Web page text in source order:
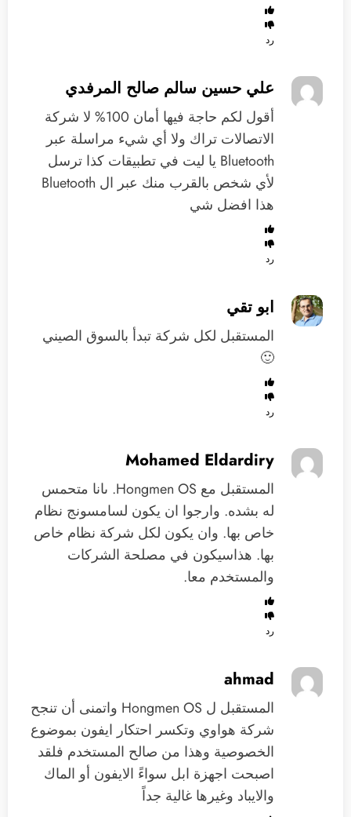
رد
علي حسين سالم صالح المرفدي
‏أقول لكم حاجة فيها أمان 100% لا شركة
الاتصالات تراك ولا أي شيء مراسلة عبر
Bluetooth يا ليت في تطبيقات كذا ترسل
لأي شخص بالقرب منك عبر ال Bluetooth
هذا افضل شي
رد
ابو تقي
المستقبل لكل شركة تبدأ بالسوق الصيني
🙂
رد
Mohamed Eldardiry
المستقبل مع Hongmen OS. ىانا متحمس
له بشده. وارجوا ان يكون لسامسونج نظام
خاص بها. وان يكون لكل شركة نظام خاص
بها. هذاسيكون في مصلحة الشركات
والمستخدم معا.
رد
ahmad
المستقبل ل Hongmen OS واتمنى أن تنجح
شركة هواوي وتكسر احتكار ايفون بموضوع
الخصوصية وهذا من صالح المستخدم فلقد
اصبحت اجهزة ابل سواءً الايفون أو الماك
والايباد وغيرها غالية جداً